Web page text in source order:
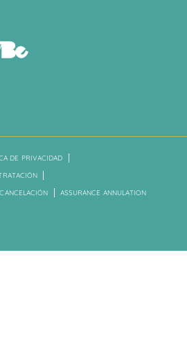
DE PRIVACIDAD
ASSURANCE ANNULATION